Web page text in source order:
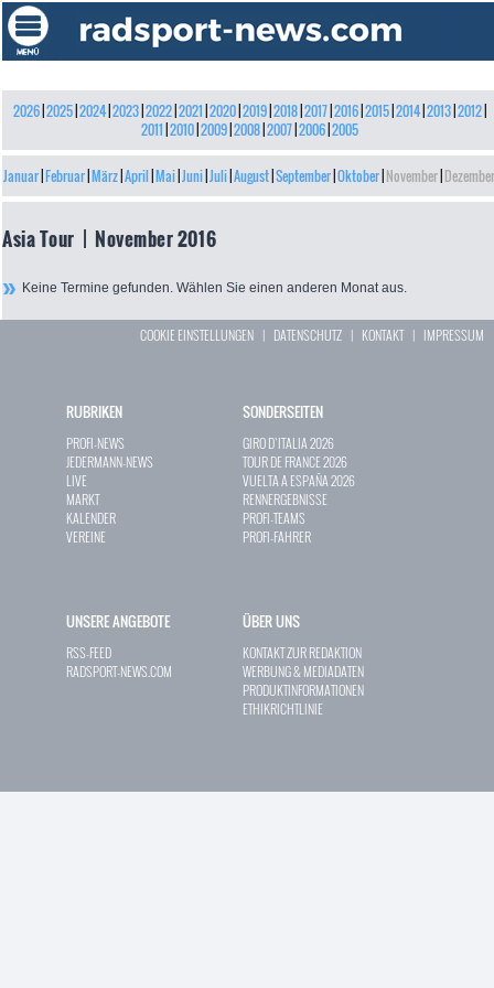
2026| 2025| 2024| 2023| 2022| 2021 2020| 2019| 2018| 2017| 2016| 2015| 2014| 2013| 2012|
2011 2010| 2009| 2008| 2007| 2006| 2005
Januar Februar März April Mai Juni Juli August September Oktober November Dezember
Asia Tour | November 2016
Keine Termine gefunden. Wählen Sie einen anderen Monat aus.
COOKIE EINSTELLUNGEN | DATENSCHUTZ | KONTAKT| IMPRESSUM
RUBRIKEN
PROFI-NEWS
JEDERMANN-NEWS
LIVE
MARKT
KALENDER
VEREINE
SONDERSEITEN
GIRO D`ITALIA 2026
TOUR DE FRANCE 2026
VUELTA A ESPAÑA 2026
RENNERGEBNISSE
PROFI-TEAMS
PROFI-FAHRER
UNSERE ANGEBOTE
RSS-FEED
RADSPORT-NEWS.COM
ÜBER UNS
KONTAKT ZUR REDAKTION
WERBUNG & MEDIADATEN
PRODUKTINFORMATIONEN
ETHIKRICHTLINIE